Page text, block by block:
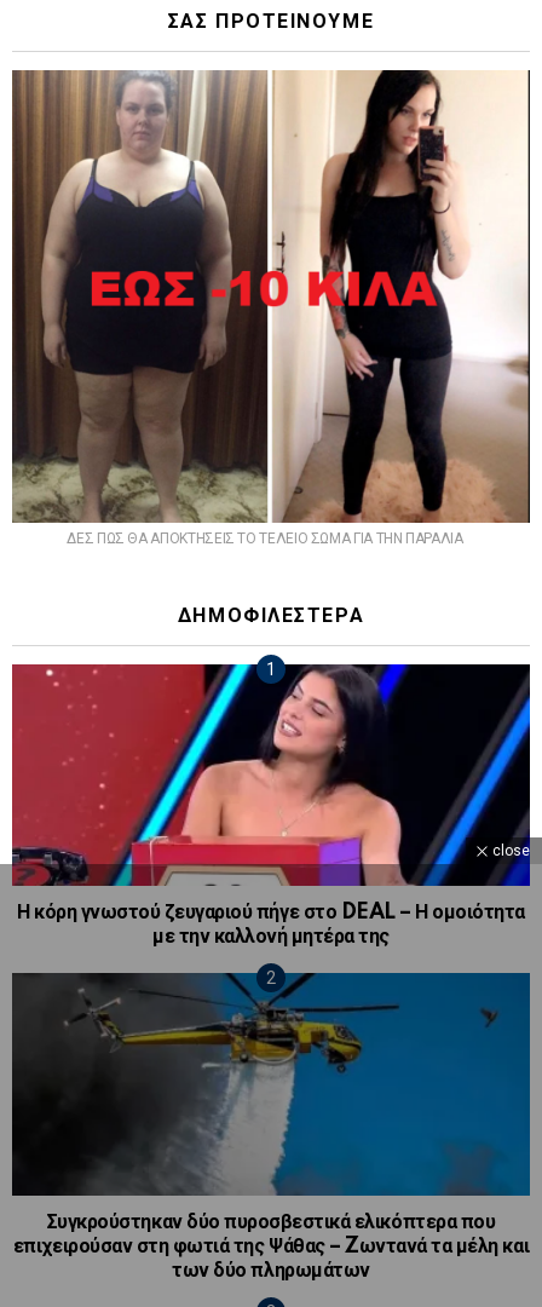
ΣΑΣ ΠΡΟΤΕΙΝΟΥΜΕ
ΔΕΣ ΠΩΣ ΘΑ ΑΠΟΚΤΗΣΕΙΣ ΤΟ ΤΕΛΕΙΟ ΣΩΜΑ ΓΙΑ ΤΗΝ ΠΑΡΑΛΙΑ
ΔΗΜΟΦΙΛΕΣΤΕΡΑ
Η κόρη γνωστού ζευγαριού πήγε στο DEAL – Η ομοιότητα
με την καλλονή μητέρα της
Συγκρούστηκαν δύο πυροσβεστικά ελικόπτερα που
επιχειρούσαν στη φωτιά της Ψάθας – Zωντανά τα μέλη και
των δύο πληρωμάτων
close